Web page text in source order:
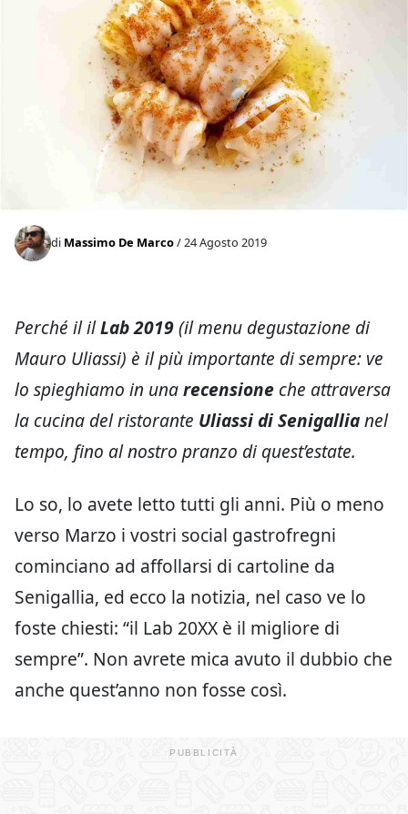
di Massimo De Marco/ 24 Agosto 2019
Perché il ilLab 2019(il menu degustazione di
Mauro Uliassi) è il più importante di sempre: ve
lo spieghiamo in unarecensione che attraversa
la cucina del ristorante Uliassi di Senigallianel
tempo, fino al nostro pranzo di quest’estate.
Lo so, lo avete letto tutti gli anni. Più o meno
verso Marzo i vostri social gastrofregni
cominciano ad affollarsi di cartoline da
Senigallia, ed ecco la notizia, nel caso ve lo
foste chiesti: “il Lab 20XX è il migliore di
sempre”. Non avrete mica avuto il dubbio che
anche quest’anno non fosse così.